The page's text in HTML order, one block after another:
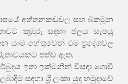
අත්තනකඩවල සහ බකමූන
කුඹුරු සඳහා ජලය සැපයූ
යාම හේතුවෙන් එම ප්‍රදේශවල
පත්ව ඇත.
ඉතා ඉක්මනින් විසඳා ගොවි
සඳහා ශ්‍රී ලංකා යුද හමුදාවේ